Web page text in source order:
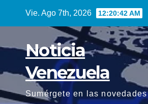
Vie. Ago 7th, 2026 12:20:44 AM
Noticia
Venezuela
Sumérgete en las novedades